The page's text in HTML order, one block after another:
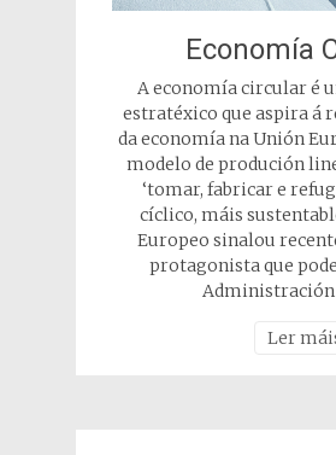
Economía
A economía circular é
estratéxico que aspira á
da economía na Unión
modelo de produción
‘tomar, fabricar e
cíclico, máis
Europeo sinalou
protagonista que
Ler